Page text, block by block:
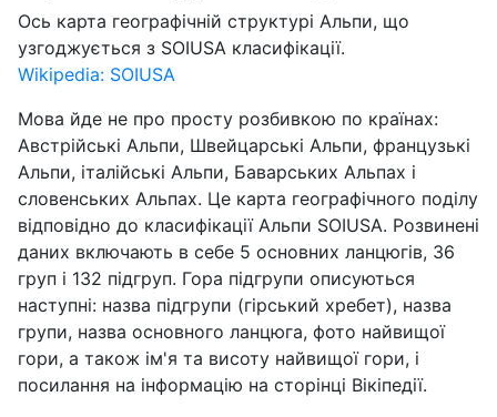
Ось карта географічній структурі Альпи, що
узгоджується з SOIUSA класифікації.
Wikipedia: SOIUSA
Мова йде не про просту розбивкою по країнах:
Австрійські Альпи, Швейцарські Альпи, французькі
Альпи, італійські Альпи, Баварських Альпах і
словенських Альпах. Це карта географічного поділу
відповідно до класифікації Альпи SOIUSA. Розвинені
даних включають в себе 5 основних ланцюгів, 36
груп і 132 підгруп. Гора підгрупи описуються
наступні: назва підгрупи (гірський хребет), назва
групи, назва основного ланцюга, фото найвищої
гори, а також ім'я та висоту найвищої гори, і
посилання на інформацію на сторінці Вікіпедії.